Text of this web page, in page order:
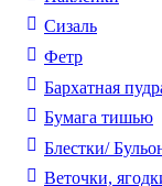
Сизаль
Фетр
Бархатная
Бумага тишью
Блестки/
Веточки,